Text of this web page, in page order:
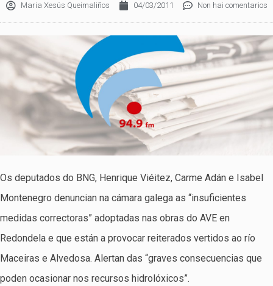
Maria Xesús Queimaliños 04/03/2011 Non hai comentarios
Os deputados do BNG, Henrique Viéitez, Carme Adán e Isabel
Montenegro denuncian na cámara galega as “insuficientes
medidas correctoras” adoptadas nas obras do AVE en
Redondela e que están a provocar reiterados vertidos ao río
Maceiras e Alvedosa. Alertan das “graves consecuencias que
poden ocasionar nos recursos hidrolóxicos”.